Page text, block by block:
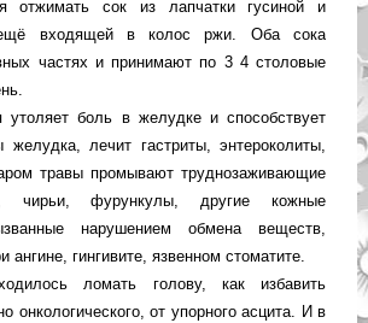
отжимать сок из лапчатки гусиной и
входящей в колос ржи. Оба сока
частях и принимают по 3 4 столовые
утоляет боль в желудке и способствует
желудка, лечит гастриты, энтероколиты,
травы промывают труднозаживающие
чирьи, фурункулы, другие кожные
нарушением обмена веществ,
ангине, гингивите, язвенном стоматите.
ломать голову, как избавить
онкологического, от упорного асцита. И в